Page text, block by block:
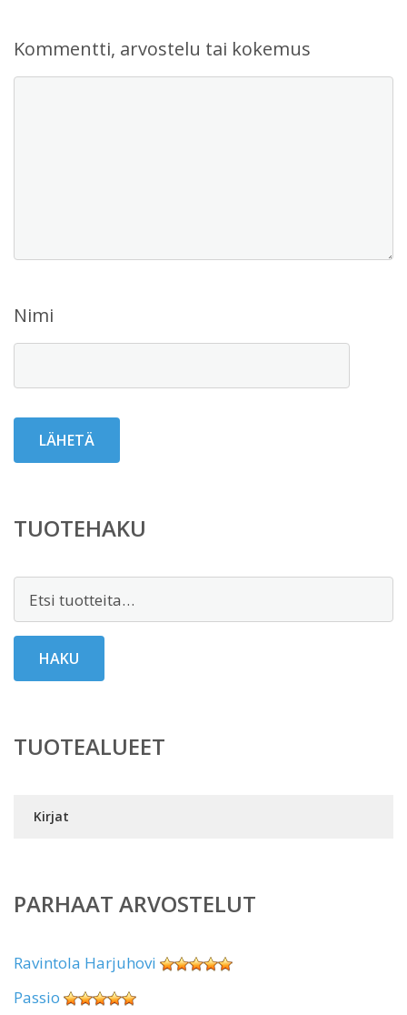
Kommentti, arvostelu tai kokemus
Nimi
TUOTEHAKU
HAKU
TUOTEALUEET
Kirjat
PARHAAT ARVOSTELUT
Ravintola Harjuhovi
Passio